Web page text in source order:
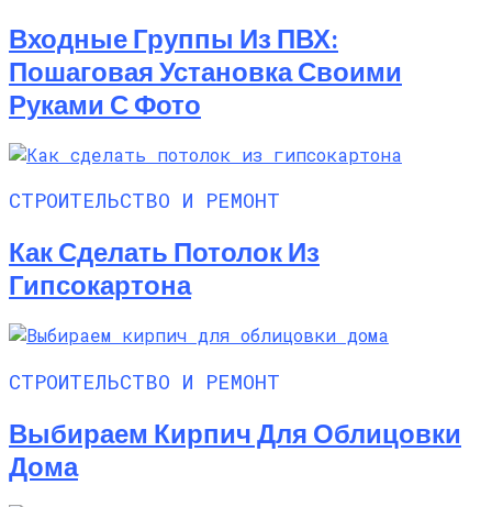
Входные Группы Из ПВХ:
Пошаговая Установка Своими
Руками С Фото
СТРОИТЕЛЬСТВО И РЕМОНТ
Как Сделать Потолок Из
Гипсокартона
СТРОИТЕЛЬСТВО И РЕМОНТ
Выбираем Кирпич Для Облицовки
Дома